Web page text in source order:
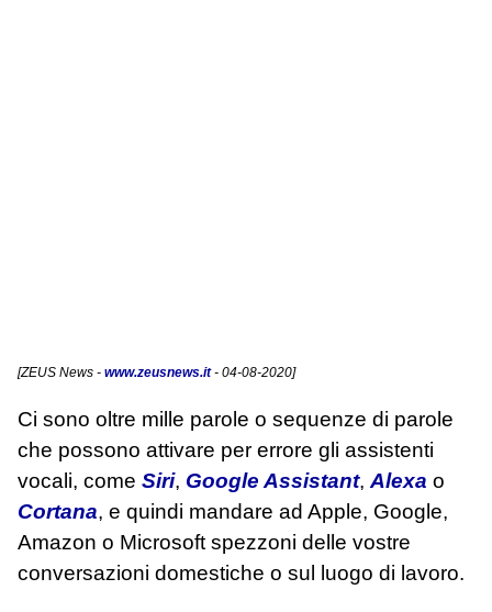
[ZEUS News - www.zeusnews.it- 04-08-2020]
Ci sono oltre mille parole o sequenze di parole
che possono attivare per errore gli assistenti
vocali, come Siri, Google Assistant, Alexa o
Cortana, e quindi mandare ad Apple, Google,
Amazon o Microsoft spezzoni delle vostre
conversazioni domestiche o sul luogo di lavoro.